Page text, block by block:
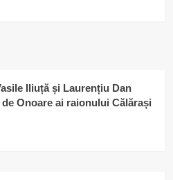
Iliuță și Laurențiu Dan
Onoare ai raionului Călărași